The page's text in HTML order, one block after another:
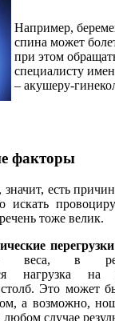
Например,
спина может
при этом
специалисту
– акушеру-
факторы
значит, есть
искать
тоже велик.
перегрузки
веса, в
нагрузка
Это может
а возможно,
случае